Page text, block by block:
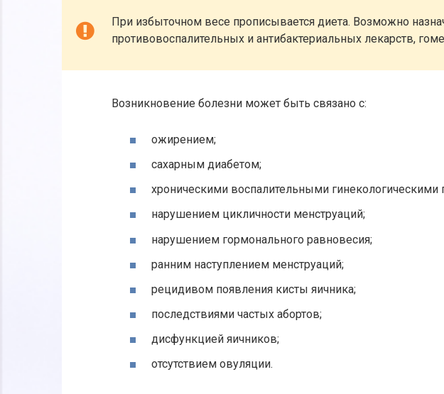
При избыточном весе прописывается диета. Возможно
противовоспалительных и антибактериальных лекарств,
Возникновение болезни может быть связано с:
ожирением;
сахарным диабетом;
хроническими воспалительными гинекологическими
нарушением цикличности менструаций;
нарушением гормонального равновесия;
ранним наступлением менструаций;
рецидивом появления кисты яичника;
последствиями частых абортов;
дисфункцией яичников;
отсутствием овуляции.